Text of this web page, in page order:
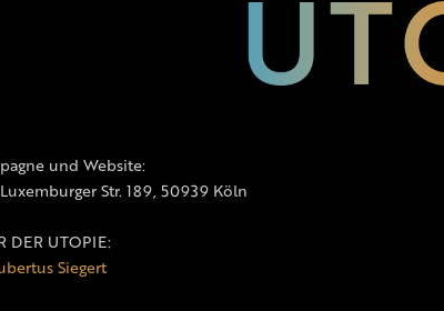
und Website:
Str. 189, 50939 Köln
DER UTOPIE:
Siegert